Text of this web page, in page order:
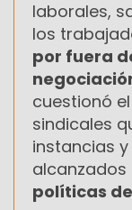
laborales,
los
por fuera
cuestionó
sindicales
instancias
alcanzados
políticas